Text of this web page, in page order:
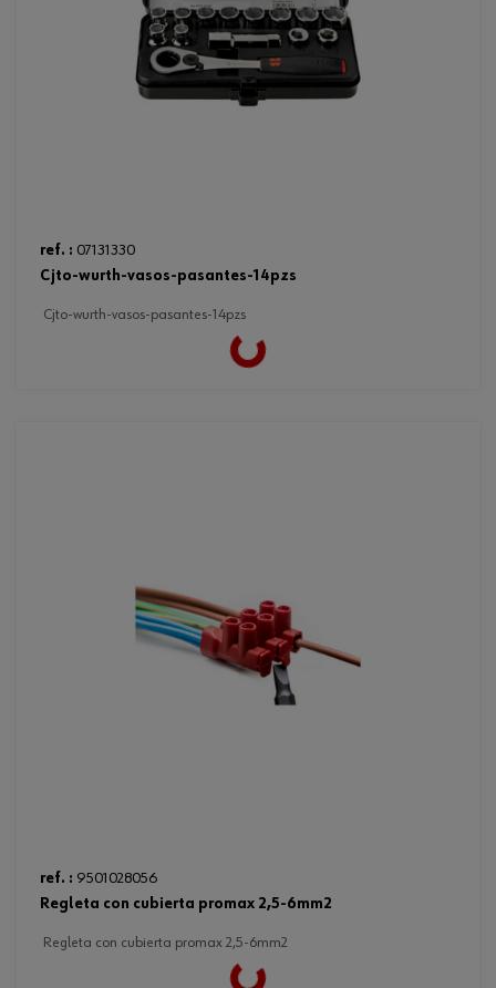
ref. : 07131330
cjto-wurth-vasos-pasantes-14pzs
cjto-wurth-vasos-pasantes-14pzs
Loading...
ref. : 9501028056
regleta con cubierta promax 2,5-6mm2
regleta con cubierta promax 2,5-6mm2